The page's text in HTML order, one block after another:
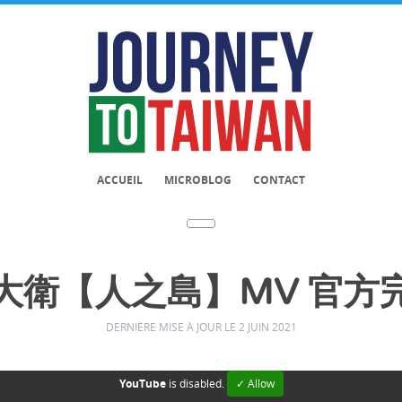
ACCUEIL MICROBLOG CONTACT
衛【人之島】MV 官方
DERNIÈRE MISE À JOUR LE 2 JUIN 2021
YouTubeis disabled. ✓ Allow